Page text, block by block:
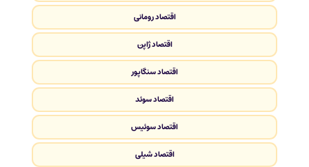
اقتصاد رومانی
اقتصاد ژاپن
اقتصاد سنگاپور
اقتصاد سوئد
اقتصاد سوئیس
اقتصاد شیلی